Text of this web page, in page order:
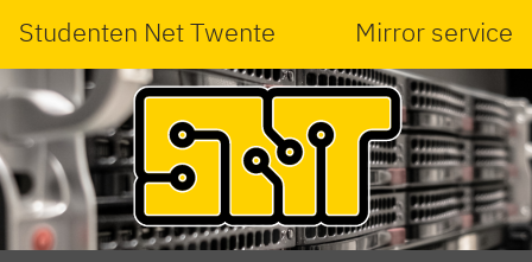
Studenten Net Twente Mirror service